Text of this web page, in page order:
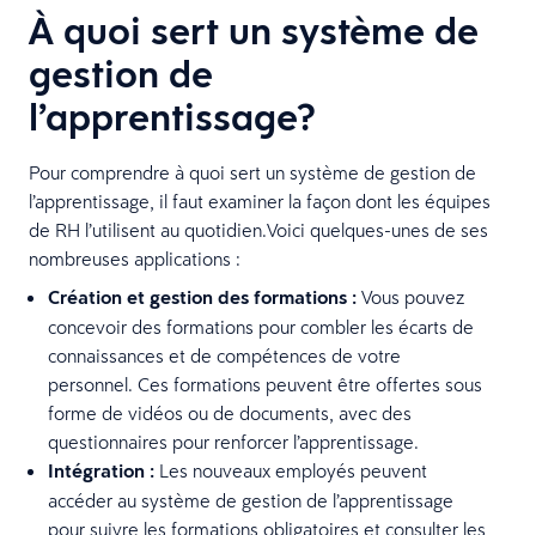
À quoi sert un système de
gestion de
l’apprentissage?
Pour comprendre à quoi sert un système de gestion de
l’apprentissage, il faut examiner la façon dont les équipes
de RH l’utilisent au quotidien.Voici quelques-unes de ses
nombreuses applications :
Création et gestion des formations : Vous pouvez
concevoir des formations pour combler les écarts de
connaissances et de compétences de votre
personnel. Ces formations peuvent être offertes sous
forme de vidéos ou de documents, avec des
questionnaires pour renforcer l’apprentissage.
Intégration : Les nouveaux employés peuvent
accéder au système de gestion de l’apprentissage
pour suivre les formations obligatoires et consulter les